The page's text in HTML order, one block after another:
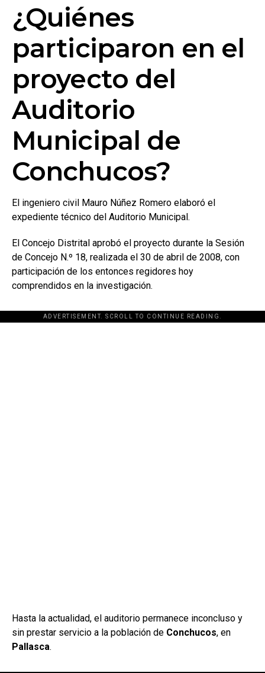
¿Quiénes
participaron en el
proyecto del
Auditorio
Municipal de
Conchucos?
El ingeniero civil Mauro Núñez Romero elaboró el
expediente técnico del Auditorio Municipal.
El Concejo Distrital aprobó el proyecto durante la Sesión
de Concejo N.º 18, realizada el 30 de abril de 2008, con
participación de los entonces regidores hoy
comprendidos en la investigación.
ADVERTISEMENT. SCROLL TO CONTINUE READING.
Hasta la actualidad, el auditorio permanece inconcluso y
sin prestar servicio a la población de Conchucos, en
Pallasca.